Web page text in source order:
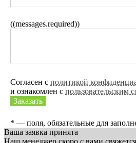
((messages.required))
Согласен с политикой
и ознакомлен с пользовательским
Заказать
* — поля, обязательные для
Ваша заявка принята